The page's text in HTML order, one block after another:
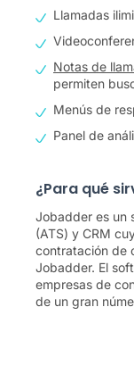
Llamadas
Notas de
permiten
Menús de
Panel de
¿Para qué
Jobadder es un
(ATS) y CRM
contratación de
Jobadder. El
empresas de
de un gran